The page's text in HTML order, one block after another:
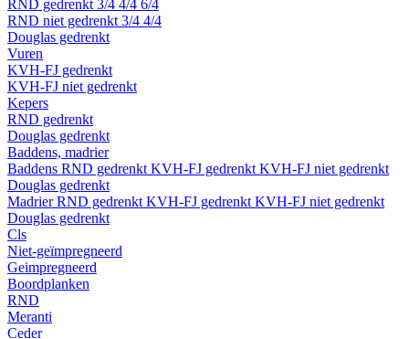
RND gedrenkt 3/4 4/4 6/4
RND niet gedrenkt 3/4 4/4
Douglas gedrenkt
Vuren
KVH-FJ gedrenkt
KVH-FJ niet gedrenkt
Kepers
RND gedrenkt
Douglas gedrenkt
Baddens, madrier
Baddens RND gedrenkt KVH-FJ gedrenkt KVH-FJ niet gedrenkt
Douglas gedrenkt
MadrierRND gedrenkt KVH-FJ gedrenkt KVH-FJ niet gedrenkt
Douglas gedrenkt
Cls
Niet-geïmpregneerd
Geimpregneerd
Boordplanken
RND
Meranti
Ceder